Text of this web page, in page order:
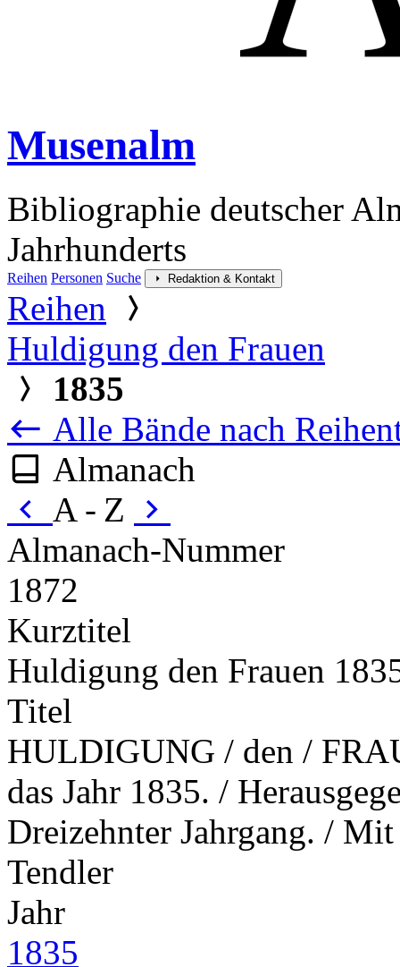
Musenalm
Bibliographie deutscher
Jahrhunderts
Reihen Personen Suche Redaktion & Kontakt
Reihen
Huldigung den Frauen
1835
Alle Bände nach
Almanach
A - Z
Almanach-Nummer
1872
Kurztitel
Huldigung den Frauen
Titel
HULDIGUNG / den /
das Jahr 1835. /
Dreizehnter Jahrgang. /
Tendler
Jahr
1835